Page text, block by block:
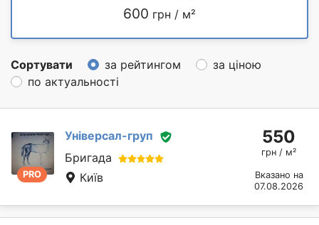
600 грн / м²
Сортувати за рейтингом
за ціною
по актуальності
PRO
Універсал-груп
Бригада
Київ
550
грн / м²
Вказано на
07.08.2026